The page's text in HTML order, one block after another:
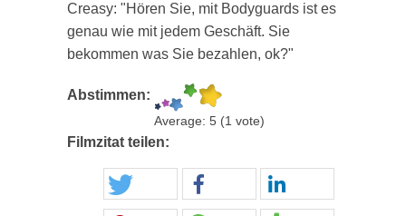
Creasy: "Hören Sie, mit Bodyguards ist es
genau wie mit jedem Geschäft. Sie
bekommen was Sie bezahlen, ok?"
Abstimmen:
Average: 5 (1 vote)
Filmzitat teilen: